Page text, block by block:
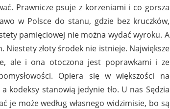
Prawnicze psuje z korzeniami i co gorsza
w Polsce do stanu, gdzie bez kruczków,
pamięciowej nie można wydać wyroku. A
złoty środek nie istnieje. Największe
ale i ona otoczona jest poprawkami i ze
Opiera się w większości na
kodeksy stanowią jedynie tło. U nas Sędzia
może według własnego widzimisie, bo są